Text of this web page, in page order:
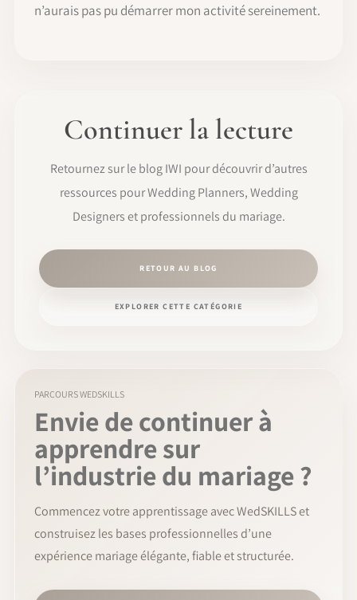
n’aurais pas pu démarrer mon activité sereinement.
Continuer la lecture
Retournez sur le blog IWI pour découvrir d’autres
ressources pour Wedding Planners, Wedding
Designers et professionnels du mariage.
RETOUR AU BLOG
EXPLORER CETTE CATÉGORIE
PARCOURS WEDSKILLS
Envie de continuer à
apprendre sur
l’industrie du mariage ?
Commencez votre apprentissage avec WedSKILLS et
construisez les bases professionnelles d’une
expérience mariage élégante, fiable et structurée.